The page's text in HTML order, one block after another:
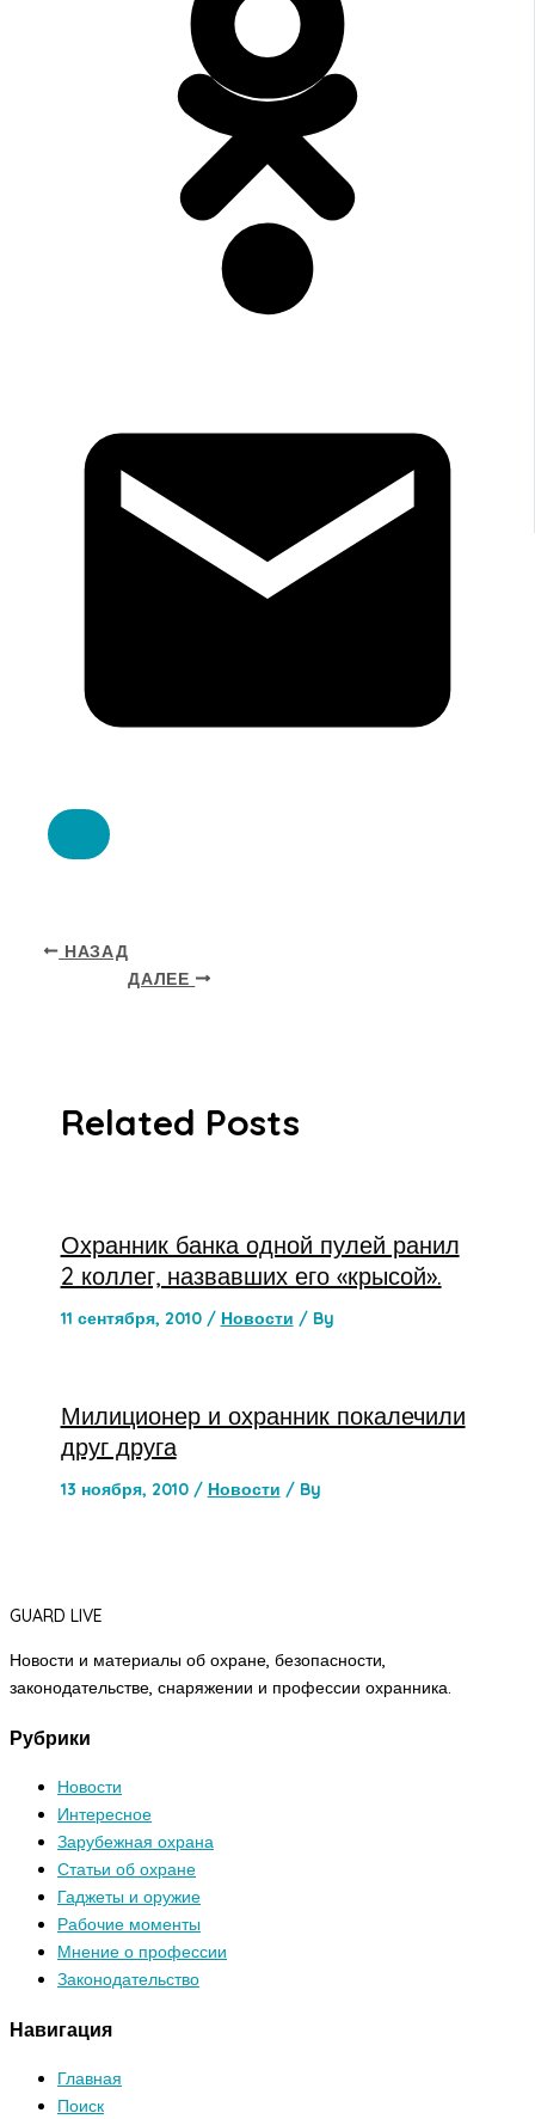
НАЗАД
ДАЛЕЕ
Related Posts
Охранник банка одной пулей ранил
2 коллег, назвавших его «крысой».
11 сентября, 2010 / Новости / By
Милиционер и охранник покалечили
друг друга
13 ноября, 2010 / Новости / By
GUARD LIVE
Новости и материалы об охране, безопасности,
законодательстве, снаряжении и профессии охранника.
Рубрики
Новости
Интересное
Зарубежная охрана
Статьи об охране
Гаджеты и оружие
Рабочие моменты
Мнение о профессии
Законодательство
Навигация
Главная
Поиск